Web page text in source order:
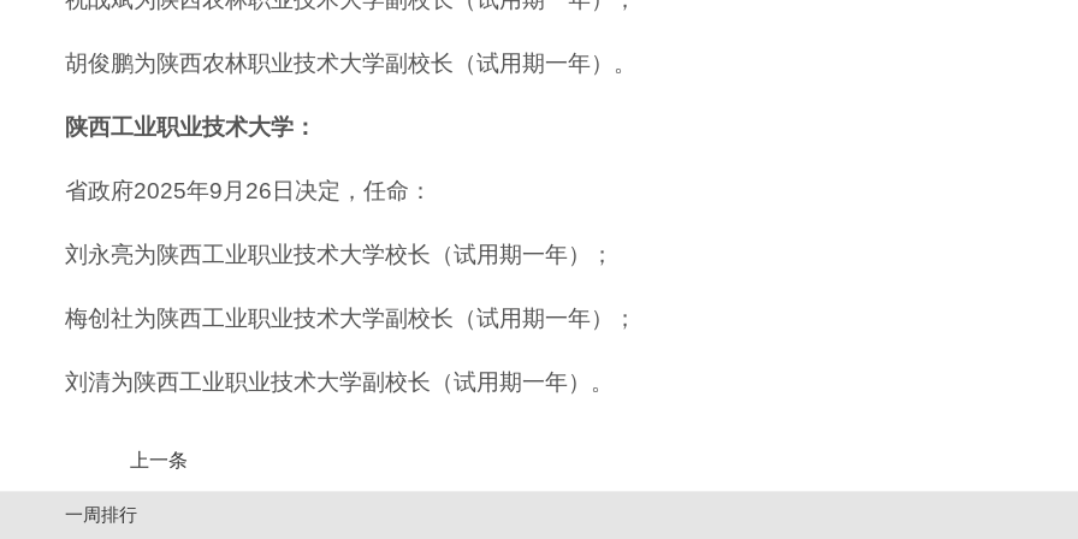
胡俊鹏为陕西农林职业技术大学副校长（试用期一年）。
陕西工业职业技术大学：
省政府2025年9月26日决定，任命：
刘永亮为陕西工业职业技术大学校长（试用期一年）；
梅创社为陕西工业职业技术大学副校长（试用期一年）；
刘清为陕西工业职业技术大学副校长（试用期一年）。
上一条
一周排行